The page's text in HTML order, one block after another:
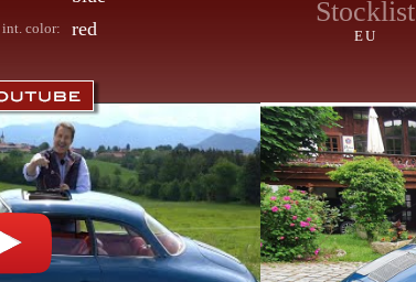
int. color: red
Stocklist
EU